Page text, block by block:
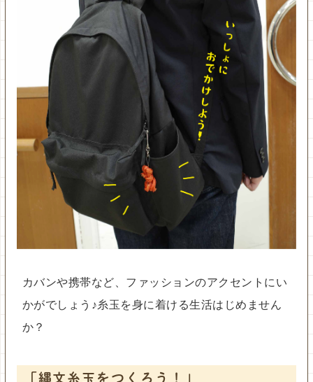
カバンや携帯など、ファッションのアクセントにい
かがでしょう♪糸玉を身に着ける生活はじめません
か？
「縄文糸玉をつくろう！」